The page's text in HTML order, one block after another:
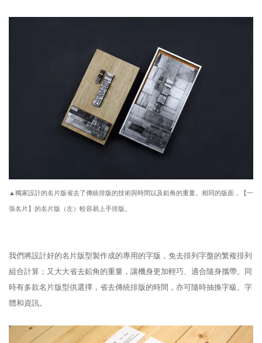
▲獨家設計的名片版省去了傳統排版的技術與時間以及鉛角的重量。相同的版面，【一
張名片】的名片版（左）較容易上手排版。
我們將設計好的名片版型製作成的專用的字版，免去排列字盤的繁複排列
組合計算；又大大省去鉛角的重量，讓機身更加輕巧、適合隨身攜帶。同
時有多款名片版型供選擇，省去傳統排版的時間，亦可隨時抽換字級、字
體和資訊。